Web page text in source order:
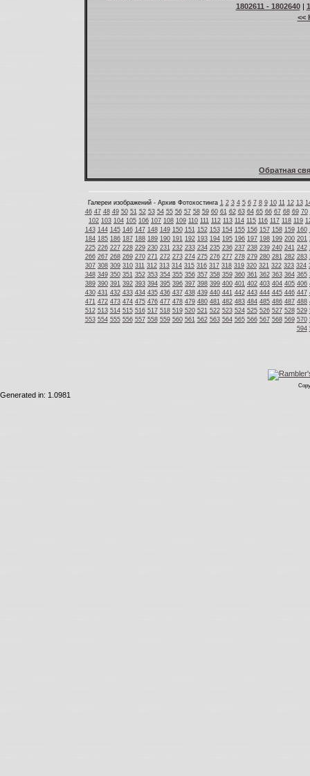
1802611 - 1802640|
<<
Обратная
Галереи изображений - Архив Фотохостинга 1 2 3 4 5 6 7 8 9 10 11 12 13
46 47 48 49 50 51 52 53 54 55 56 57 58 59 60 61 62 63 64 65 66 67 68 69 70
102 103 104 105 106 107 108 109 110 111 112 113 114 115 116 117 118 119
143 144 145 146 147 148 149 150 151 152 153 154 155 156 157 158 159 160
184 185 186 187 188 189 190 191 192 193 194 195 196 197 198 199 200 201
225 226 227 228 229 230 231 232 233 234 235 236 237 238 239 240 241 242
266 267 268 269 270 271 272 273 274 275 276 277 278 279 280 281 282 283
307 308 309 310 311 312 313 314 315 316 317 318 319 320 321 322 323 324
348 349 350 351 352 353 354 355 356 357 358 359 360 361 362 363 364 365
389 390 391 392 393 394 395 396 397 398 399 400 401 402 403 404 405 406
430 431 432 433 434 435 436 437 438 439 440 441 442 443 444 445 446 447
471 472 473 474 475 476 477 478 479 480 481 482 483 484 485 486 487 488
512 513 514 515 516 517 518 519 520 521 522 523 524 525 526 527 528 529
553 554 555 556 557 558 559 560 561 562 563 564 565 566 567 568 569 570
594
Generated in: 1.0981